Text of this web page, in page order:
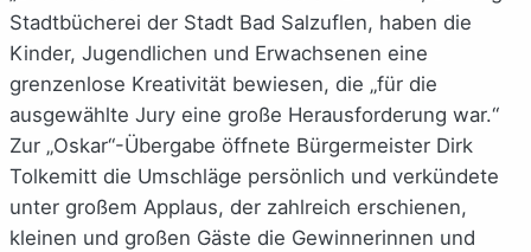
Stadtbücherei der Stadt Bad Salzuflen, haben die
Kinder, Jugendlichen und Erwachsenen eine
grenzenlose Kreativität bewiesen, die „für die
ausgewählte Jury eine große Herausforderung war.“
Zur „Oskar“-Übergabe öffnete Bürgermeister Dirk
Tolkemitt die Umschläge persönlich und verkündete
unter großem Applaus, der zahlreich erschienen,
kleinen und großen Gäste die Gewinnerinnen und